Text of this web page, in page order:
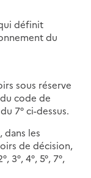
définit
du
sous réserve
code de
7° ci-dessus.
dans les
de décision,
3°, 4°, 5°, 7°,